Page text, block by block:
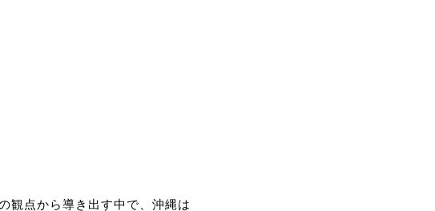
観点から導き出す中で、沖縄は